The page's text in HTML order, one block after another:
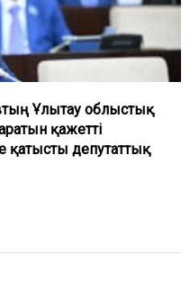
Ұлытау облыстық
қажетті
қатысты депутаттық